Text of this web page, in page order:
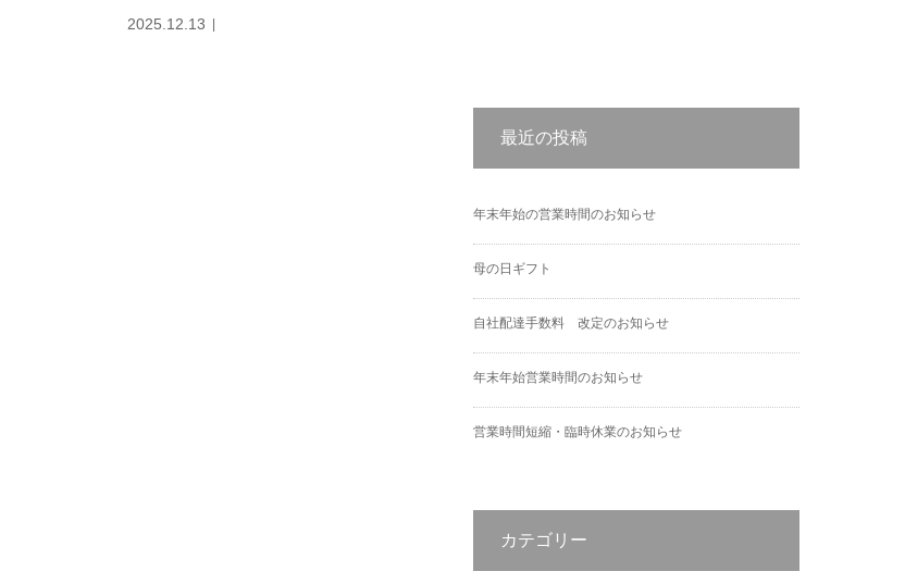
2025.12.13
最近の投稿
年末年始の営業時間のお知らせ
母の日ギフト
自社配達手数料 改定のお知らせ
年末年始営業時間のお知らせ
営業時間短縮・臨時休業のお知らせ
カテゴリー